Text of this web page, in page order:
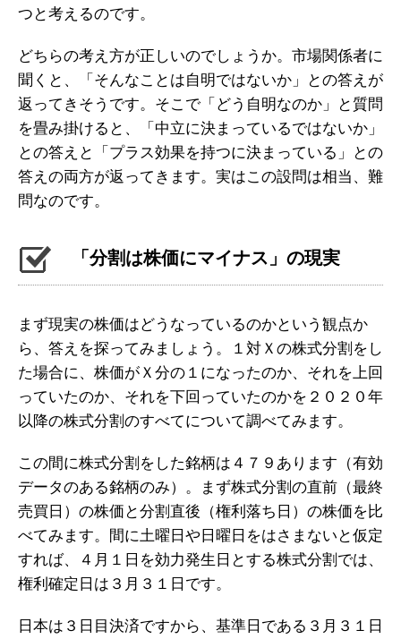
つと考えるのです。
どちらの考え方が正しいのでしょうか。市場関係者に
聞くと、「そんなことは自明ではないか」との答えが
返ってきそうです。そこで「どう自明なのか」と質問
を畳み掛けると、「中立に決まっているではないか」
との答えと「プラス効果を持つに決まっている」との
答えの両方が返ってきます。実はこの設問は相当、難
問なのです。
「分割は株価にマイナス」の現実
まず現実の株価はどうなっているのかという観点か
ら、答えを探ってみましょう。１対Ｘの株式分割をし
た場合に、株価がＸ分の１になったのか、それを上回
っていたのか、それを下回っていたのかを２０２０年
以降の株式分割のすべてについて調べてみます。
この間に株式分割をした銘柄は４７９あります（有効
データのある銘柄のみ）。まず株式分割の直前（最終
売買日）の株価と分割直後（権利落ち日）の株価を比
べてみます。間に土曜日や日曜日をはさまないと仮定
すれば、４月１日を効力発生日とする株式分割では、
権利確定日は３月３１日です。
日本は３日目決済ですから、基準日である３月３１日